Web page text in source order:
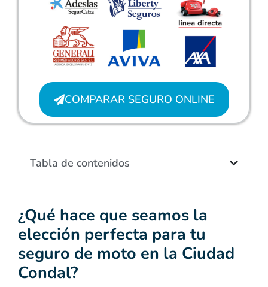
¿Qué hace que seamos la
elección perfecta para tu
seguro de moto en la Ciudad
Condal?
COMPARAR SEGURO ONLINE
Tabla de contenidos